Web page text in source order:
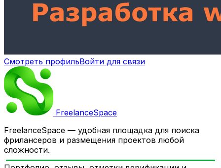
Смотреть профильВойти для связи
FreelanceSpace
FreelanceSpace — удобная площадка для поиска
фрилансеров и размещения проектов любой
сложности.